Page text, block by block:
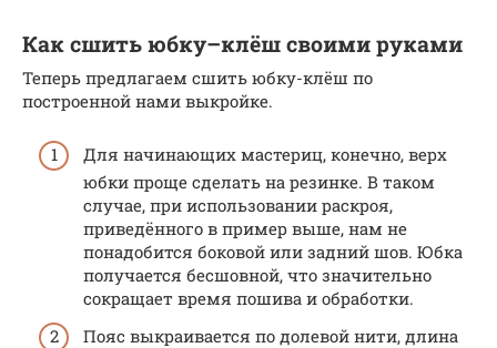
Как сшить юбку–клёш своими руками
Теперь предлагаем сшить юбку-клёш по
построенной нами выкройке.
Для начинающих мастериц, конечно, верх
юбки проще сделать на резинке. В таком
случае, при использовании раскроя,
приведённого в пример выше, нам не
понадобится боковой или задний шов. Юбка
получается бесшовной, что значительно
сокращает время пошива и обработки.
Пояс выкраивается по долевой нити, длина